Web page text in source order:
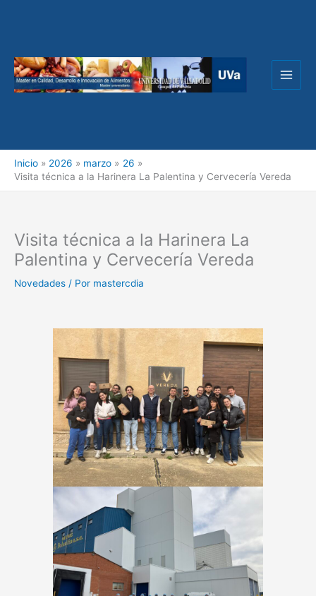
Inicio 2026 marzo
26
Visita técnica a la Harinera La Palentina y Cervecería Vereda
Visita técnica a la Harinera La
Palentina y Cervecería Vereda
Novedades / Por mastercdia